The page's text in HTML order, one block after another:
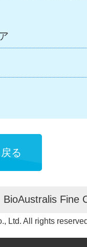
BioAustralis Fine
る
Ltd. All rights